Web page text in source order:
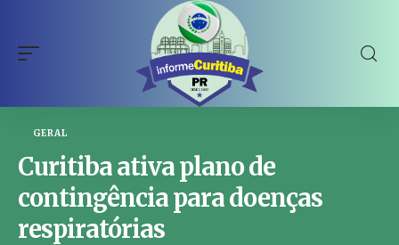
GERAL
Curitiba ativa plano de
contingência para doenças
respiratórias